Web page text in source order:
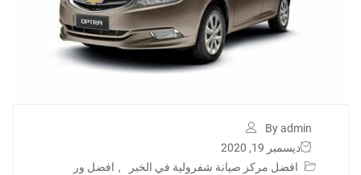
By admin
ديسمبر 19, 2020
افضل مركز صيانة شفرولية في الخبر
, افضل ور